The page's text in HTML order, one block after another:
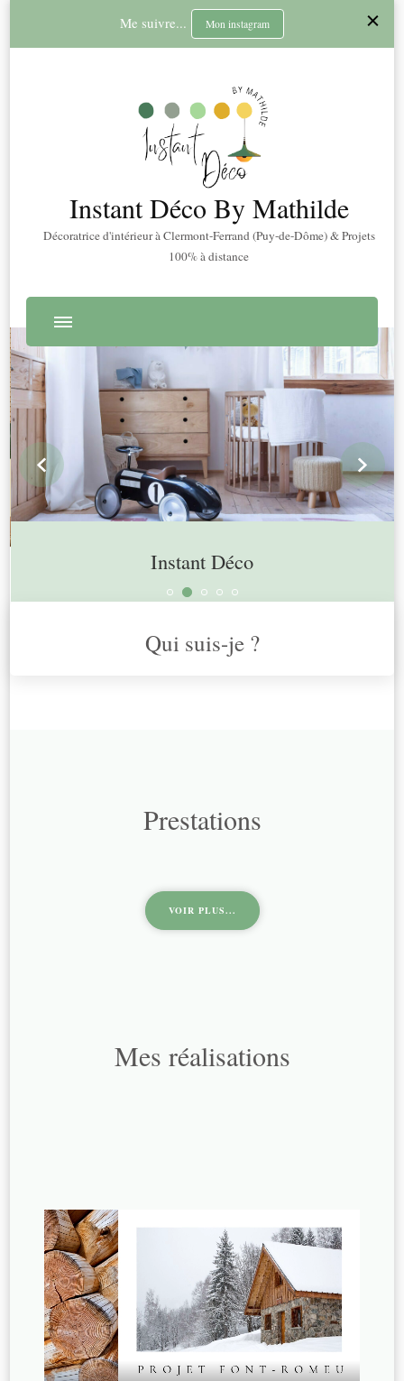
Me suivre... Mon instagram
Instant Déco By Mathilde
Décoratrice d'intérieur à Clermont-Ferrand (Puy-de-Dôme) & Projets
100% à distance
Instant Déco
prev
Qui suis-je ?
Prestations
VOIR PLUS...
Mes réalisations